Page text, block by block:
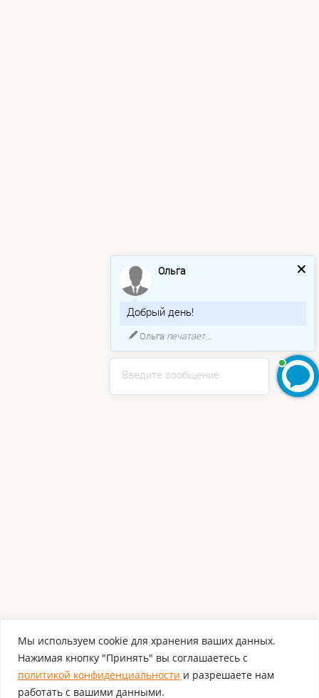
Мы используем cookie для хранения ваших данных.
Нажимая кнопку "Принять" вы соглашаетесь с
политикой конфиденциальности и разрешаете нам
работать с вашими данными.
Введите сообщение
Ольга
Добрый день!
Ольга печатает...